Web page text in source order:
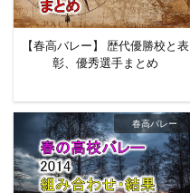
【春高バレー】 歴代優勝校と表
彰、優秀選手まとめ
春高バレー